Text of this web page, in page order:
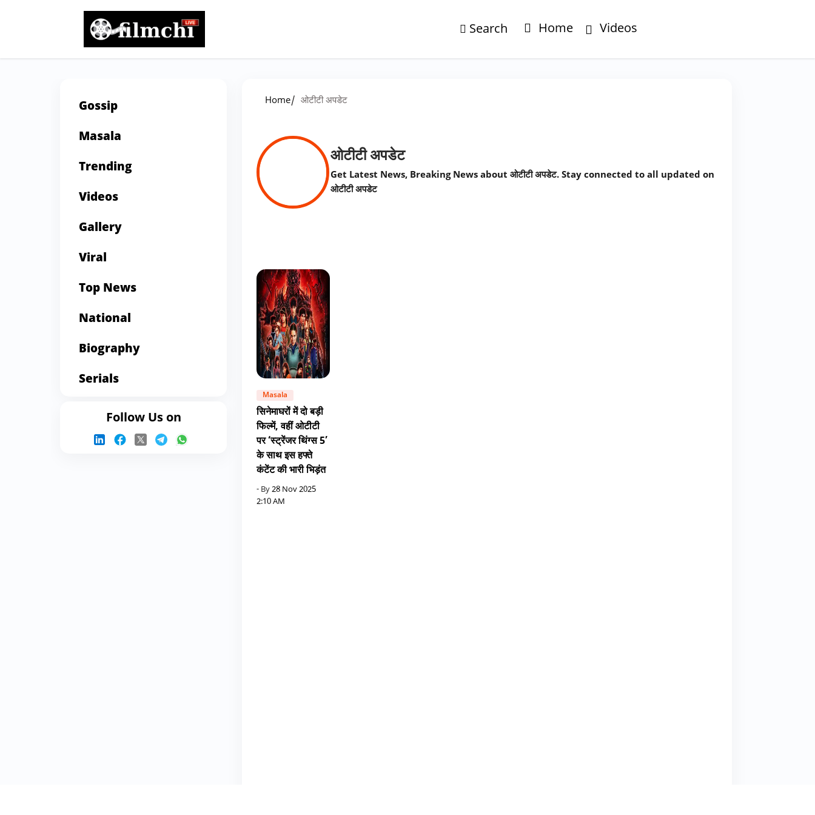
Search Home Videos
Gossip
Masala
Trending
Videos
Gallery
Viral
Top News
National
Biography
Serials
Follow Us on
Home/ ओटीटी अपडेट
ओटीटी अपडेट
Get Latest News, Breaking News about ओटीटी अपडेट. Stay connected to all updated on
ओटीटी अपडेट
Masala
सिनेमाघरों में दो बड़ी
फिल्में, वहीं ओटीटी
पर ‘स्ट्रेंजर थिंग्स 5’
के साथ इस हफ्ते
कंटेंट की भारी भिड़ंत
- By28 Nov 2025
2:10 AM